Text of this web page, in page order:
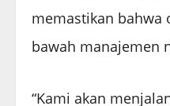
memastikan bahwa
bawah manajemen
“Kami akan